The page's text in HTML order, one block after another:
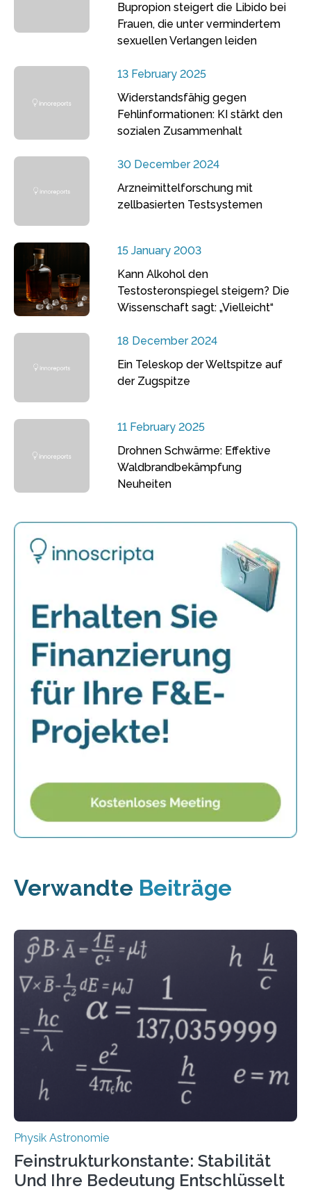
Bupropion steigert die Libido bei
Frauen, die unter vermindertem
sexuellen Verlangen leiden
13 February 2025
Widerstandsfähig gegen
Fehlinformationen: KI stärkt den
sozialen Zusammenhalt
30 December 2024
Arzneimittelforschung mit
zellbasierten Testsystemen
15 January 2003
Kann Alkohol den
Testosteronspiegel steigern? Die
Wissenschaft sagt: „Vielleicht“
18 December 2024
Ein Teleskop der Weltspitze auf
der Zugspitze
11 February 2025
Drohnen Schwärme: Effektive
Waldbrandbekämpfung
Neuheiten
Verwandte Beiträge
Physik Astronomie
Feinstrukturkonstante: Stabilität
Und Ihre Bedeutung Entschlüsselt